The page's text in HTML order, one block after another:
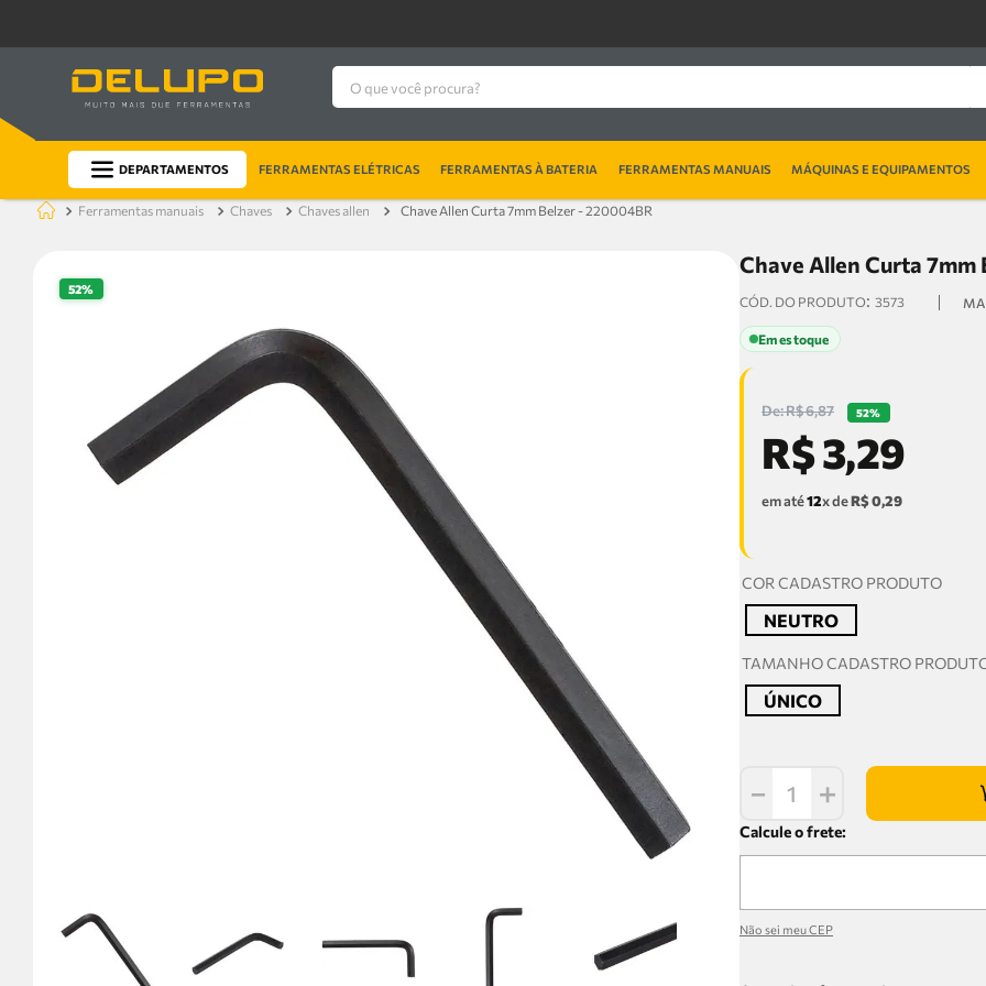
O que você procura?
DEPARTAMENTOS FERRAMENTAS ELÉTRICAS FERRAMENTAS À BATERIA FERRAMENTAS MANUAIS MÁQUINAS E EQUIPAMENTOS
ferramentas manuais chaves chaves allen Chave Allen Curta 7mm Belzer - 220004BR
52%
Chave Allen Curta
: 3573
Em estoque
R$6,87 52%
R$3,29
em até12x deR$0,29
COR CADASTRO PRODUTO
NEUTRO
TAMANHO CADASTRO
ÚNICO
＋
－
Não sei meu CEP